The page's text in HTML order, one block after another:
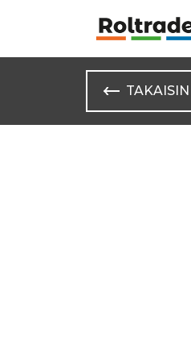
TAKAISIN